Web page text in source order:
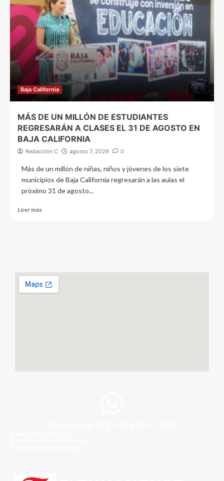
Baja California
MÁS DE UN MILLÓN DE ESTUDIANTES
REGRESARÁN A CLASES EL 31 DE AGOSTO EN
BAJA CALIFORNIA
Redacción C agosto 7, 2026 0
Más de un millón de niñas, niños y jóvenes de los siete
municipios de Baja California regresarán a las aulas el
próximo 31 de agosto...
Leer más